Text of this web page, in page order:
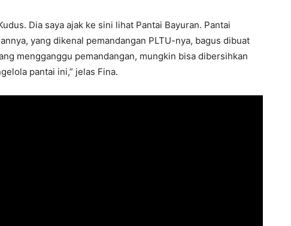
Dia saya ajak ke sini lihat Pantai Bayuran. Pantai
yang dikenal pemandangan PLTU-nya, bagus dibuat
mengganggu pemandangan, mungkin bisa dibersihkan
pantai ini,” jelas Fina.